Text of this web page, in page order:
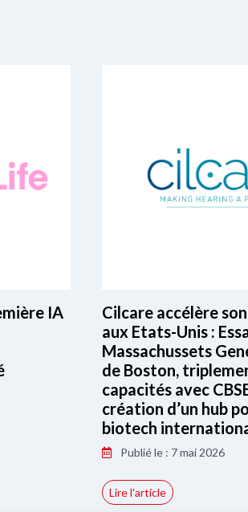
IA
Cilcare accélère
aux Etats-Unis :
Massachussets
de Boston,
capacités avec
création d’un hub
biotech
Publié le : 7 mai 2026
Lire l'article